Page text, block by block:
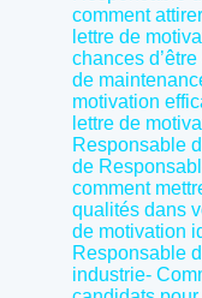
comment
lettre de
chances
de
motivation
lettre de
Responsable
de
comment
qualités dans
de motivation
Responsable
industrie-